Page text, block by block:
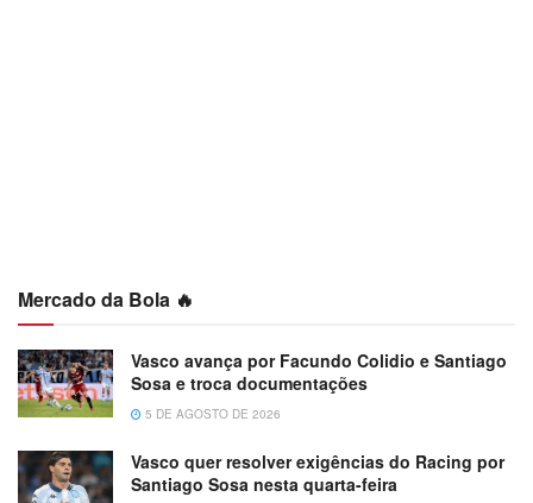
Mercado da Bola 🔥
Vasco avança por Facundo Colidio e Santiago
Sosa e troca documentações
5 DE AGOSTO DE 2026
Vasco quer resolver exigências do Racing por
Santiago Sosa nesta quarta-feira